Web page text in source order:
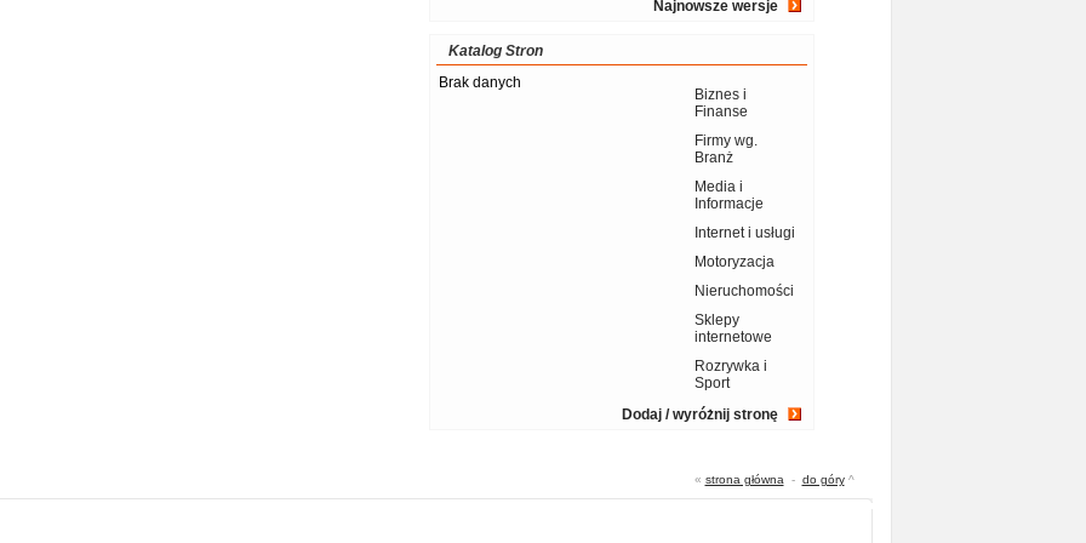
Najnowsze wersje
Katalog Stron
Brak danych
Biznes i
Finanse
Firmy wg.
Branż
Media i
Informacje
Internet i usługi
Motoryzacja
Nieruchomości
Sklepy
internetowe
Rozrywka i
Sport
Dodaj / wyróżnij stronę
« strona główna - do góry^